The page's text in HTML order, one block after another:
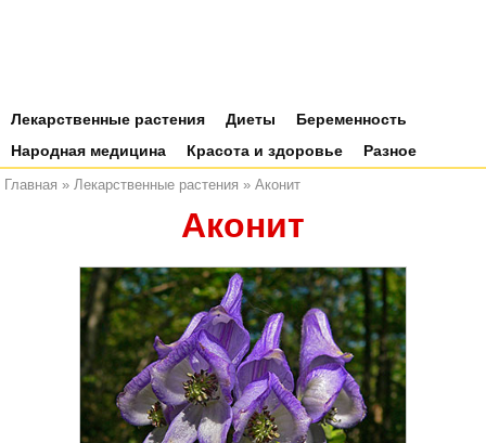
Лекарственные растения Диеты
Беременность
Народная медицина
Красота и здоровье Разное
Главная » Лекарственные растения » Аконит
Аконит